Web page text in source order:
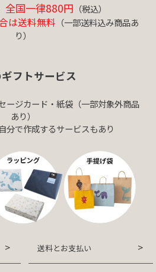
全国一律880円 （税込）
は送料無料 （一部送料込み商品あ
り）
フトサービス
ージカード・紙袋（一部対象外商品
あり）
分で作成するサービスもあり
送料とお支払い